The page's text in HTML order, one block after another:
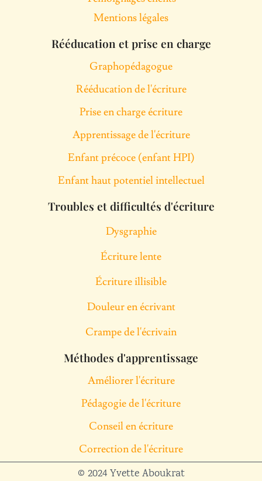
i r
m
o
Mentions légales
Rééducation et prise en charge
Graphopédagogue
Rééducation de l'écriture
Prise en charge écriture
Apprentissage de l'écriture
Enfant précoce (enfant HPI)
Enfant haut potentiel intellectuel
Troubles et difficultés d'écriture
Dysgraphie
Écriture lente
Écriture illisible
Douleur en écrivant
Crampe de l'écrivain
Méthodes d'apprentissage
Améliorer l'écriture
Pédagogie de l'écriture
Conseil en écriture
Correction de l'écriture
© 2024 Yvette Aboukrat